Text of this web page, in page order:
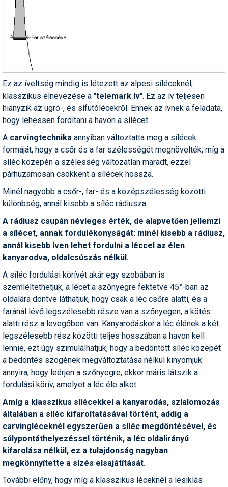
Humor
Hütte
Ingatlan
Interjúk
Játékok
Kerékpár
Könyvajánló
Magazinok
Munkavállalás
Pályázatok
Portálinfo
Rajzok
Síbérletárak
Síbörze
Sícipő
Sífelszerelés
Sífutás
Símánia
Síoktatás
Síszerviz
Ez az íveltség mindig is létezett az alpesi síléceknél,
klasszikus elnevezése a "telemark ív". Ez az ív teljesen
hiányzik az ugró-, és sífutólécekről. Ennek az ívnek a feladata,
hogy lehessen fordítani a havon a sílécet.
A carvingtechnika annyiban változtatta meg a sílécek
formáját, hogy a csőr és a far szélességét megnövelték, míg a
síléc közepén a szélesség változatlan maradt, ezzel
párhuzamosan csökkent a sílécek hossza.
Minél nagyobb a csőr-, far- és a középszélesség közötti
különbség, annál kisebb a síléc rádiusza.
A rádiusz csupán névleges érték, de alapvetően jellemzi
a sílécet, annak fordulékonyságát: minél kisebb a rádiusz,
annál kisebb íven lehet fordulni a léccel az élen
kanyarodva, oldalcsúszás nélkül.
A síléc fordulási körívét akár egy szobában is
szemléltethetjük, a lécet a szőnyegre fektetve 45°-ban az
oldalára döntve láthatjuk, hogy csak a léc csőre alatti, és a
faránál lévő legszélesebb része van a szőnyegen, a kötés
alatti rész a levegőben van. Kanyarodáskor a léc élének a két
legszélesebb rész közötti teljes hosszában a havon kell
lennie, ezt úgy szimulálhatjuk, hogy a bedöntött síléc közepét
a bedöntés szögének megváltoztatása nélkül kinyomjuk
annyira, hogy leérjen a szőnyegre, ekkor máris látszik a
fordulási körív, amelyet a léc éle alkot.
Amíg a klasszikus sílécekkel a kanyarodás, szlalomozás
általában a síléc kifaroltatásával történt, addig a
carvingléceknél egyszerűen a síléc megdöntésével, és
súlypontáthelyezéssel történik, a léc oldalirányú
kifarolása nélkül, ez a tulajdonság nagyban
megkönnyítette a sízés elsajátítását.
További előny, hogy míg a klasszikus léceknél a lesiklás